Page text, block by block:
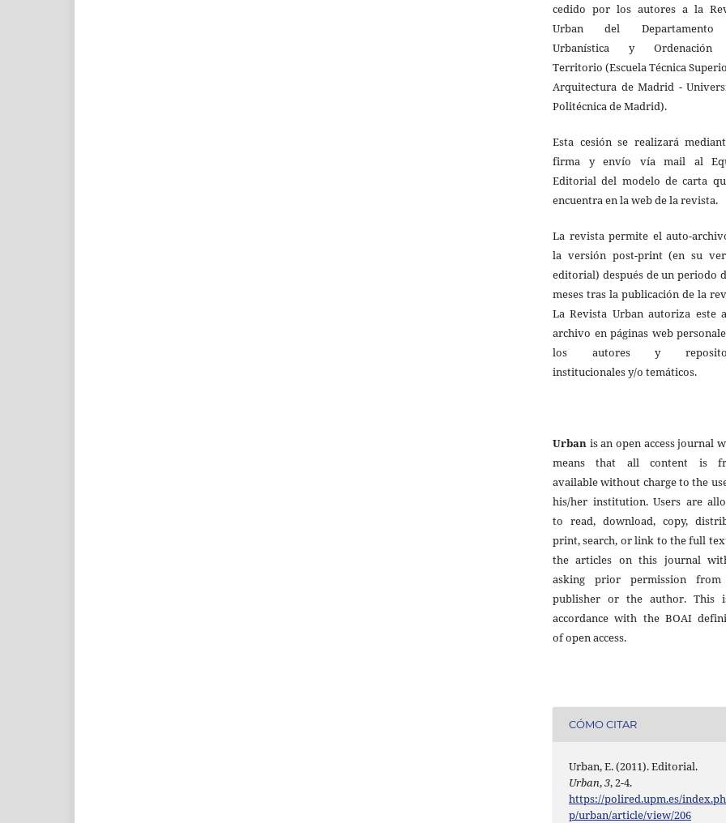
cedido por los autores a la
Urban del
Urbanística y Ordenación
Territorio (Escuela Técnica
Arquitectura de Madrid -
Politécnica de Madrid).
Esta cesión se realizará
firma y envío vía mail al
Editorial del modelo de carta
encuentra en la web de la revista.
La revista permite el auto-
la versión post-print (en su
editorial) después de un periodo
meses tras la publicación de la
La Revista Urban autoriza este
archivo en páginas web
los autores y
institucionales y/o temáticos.
Urban is an open access journal
means that all content is
available without charge to the
his/her institution. Users are
to read, download, copy,
print, search, or link to the full
the articles on this journal
asking prior permission
publisher or the author. This
accordance with the BOAI
of open access.
CÓMO CITAR
Urban, E. (2011). Editorial.
Urban,3, 2-4.
https://polired.upm.es/index.ph
p/urban/article/view/206